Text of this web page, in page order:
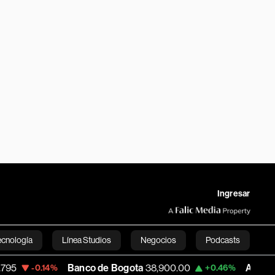
Ingresar
Línea Studios Negocios Podcasts
English
Banco de Bogota 38,900.00 +0.46% Apple 313.305